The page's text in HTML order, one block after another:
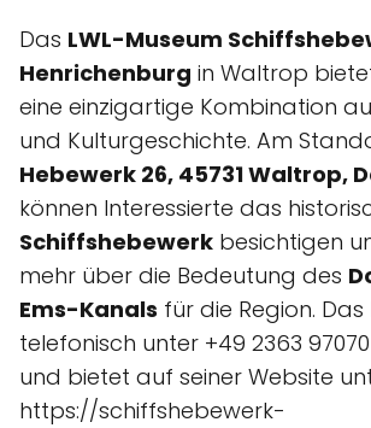
Das LWL-Museum
Henrichenburg in Waltrop
eine einzigartige Kombination
und Kulturgeschichte. Am
Hebewerk 26, 45731 Waltrop,
können Interessierte das
Schiffshebewerk besichtigen
mehr über die Bedeutung des
Ems-Kanals für die Region.
telefonisch unter +49 2363
und bietet auf seiner Website
https://schiffshebewerk-